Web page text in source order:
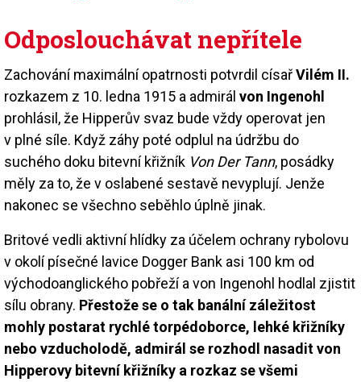
Odposlouchávat nepřítele
Zachování maximální opatrnosti potvrdil císařVilém II.
rozkazem z 10. ledna 1915 a admirál von Ingenohl
prohlásil, že Hipperův svaz bude vždy operovat jen
v plné síle. Když záhy poté odplul na údržbu do
suchého doku bitevní křižník Von Der Tann, posádky
měly za to, že v oslabené sestavě nevyplují. Jenže
nakonec se všechno seběhlo úplně jinak.
Britové vedli aktivní hlídky za účelem ochrany rybolovu
v okolí písečné lavice Dogger Bank asi 100 km od
východoanglického pobřeží a von Ingenohl hodlal zjistit
sílu obrany. Přestože se o tak banální záležitost
mohly postarat rychlé torpédoborce, lehké křižníky
nebo vzducholodě, admirál se rozhodl nasadit von
Hipperovy bitevní křižníky a rozkaz se všemi